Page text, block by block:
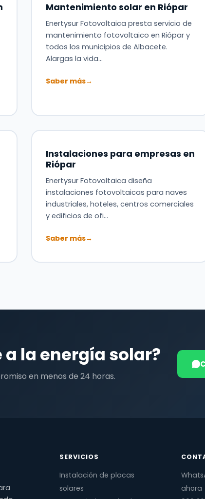
Mantenimiento solar en Riópar
Enertysur Fotovoltaica presta servicio de
mantenimiento fotovoltaico en Riópar y
todos los municipios de Albacete.
Alargas la vida…
Saber más→
Instalaciones para empresas en
Riópar
Enertysur Fotovoltaica diseña
instalaciones fotovoltaicas para naves
industriales, hoteles, centros comerciales
y edificios de ofi…
Saber más→
la energía solar?
en menos de 24 horas.
SERVICIOS
Instalación de placas
solares
ahora